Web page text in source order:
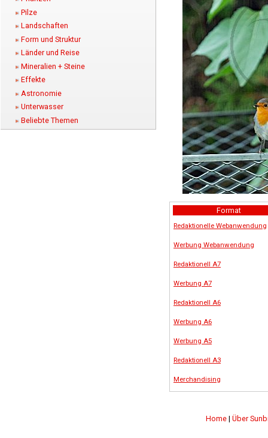
Pilze
Landschaften
Form und Struktur
Länder und Reise
Mineralien + Steine
Effekte
Astronomie
Unterwasser
Beliebte Themen
Format
Redaktionelle Webanwendung
Werbung Webanwendung
Redaktionell A7
Werbung A7
Redaktionell A6
Werbung A6
Werbung A5
Redaktionell A3
Merchandising
Home | Über